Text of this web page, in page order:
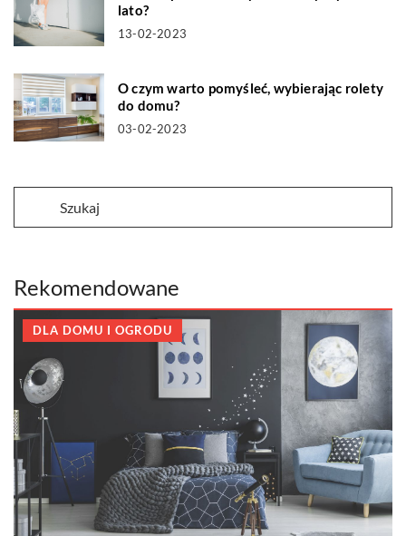
lato?
13-02-2023
O czym warto pomyśleć, wybierając rolety
do domu?
03-02-2023
Rekomendowane
DLA DOMU I OGRODU